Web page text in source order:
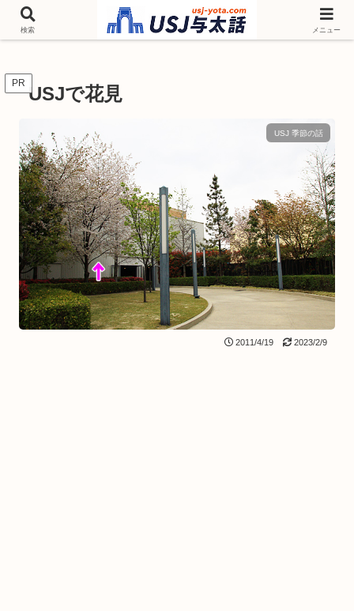
チケットやシーズンイベント ニンテンドーワールド アトラクションなどユニ
バを歩いて情報収集しています
PR USJで花見
USJ 季節の話
2011/4/19 2023/2/9
検索 メニュー